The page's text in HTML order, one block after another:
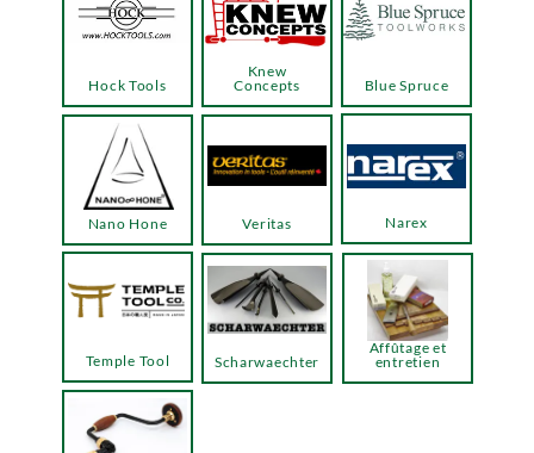
Hock Tools
Knew
Concepts
Temple Tool
Blue Spruce
Narex
Veritas
Nano Hone
Scharwaechter
Affûtage et
entretien